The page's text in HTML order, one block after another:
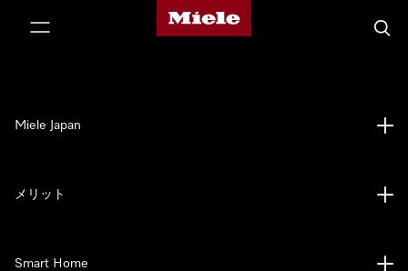
Mieleのホームページ
検索
Miele Japan
メリット
Smart Home